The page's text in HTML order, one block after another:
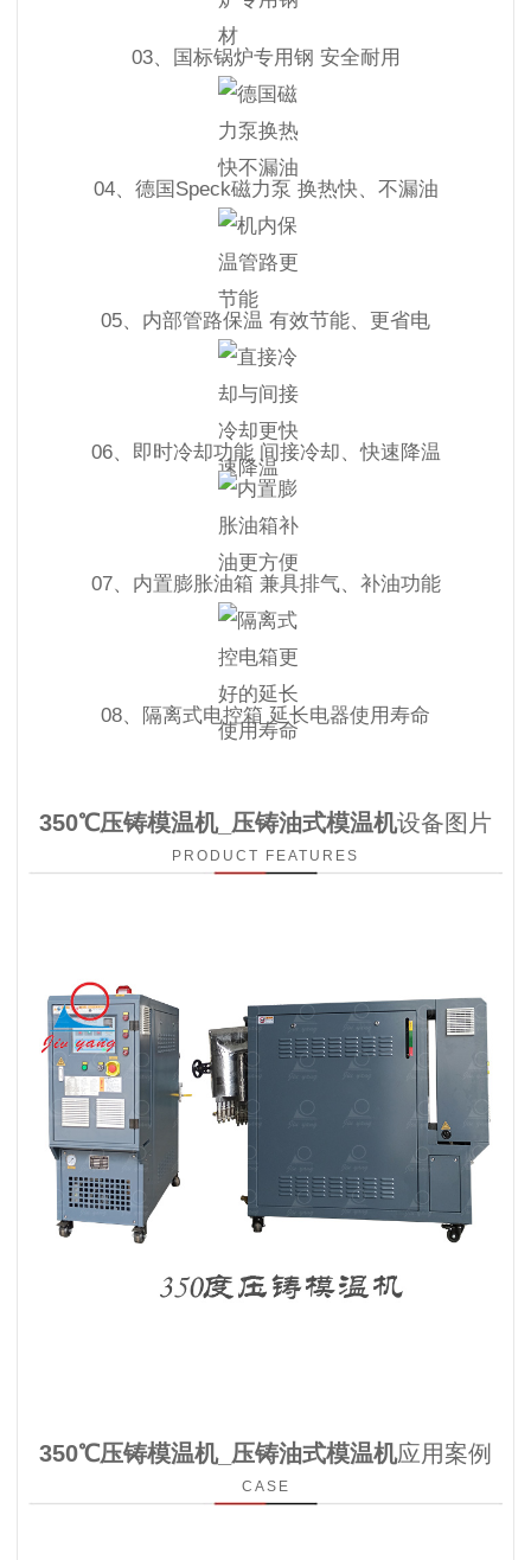
03、国标锅炉专用钢 安全耐用
04、德国Speck磁力泵 换热快、不漏油
05、内部管路保温 有效节能、更省电
06、即时冷却功能 间接冷却、快速降温
07、内置膨胀油箱 兼具排气、补油功能
08、隔离式电控箱 延长电器使用寿命
350℃压铸模温机_压铸油式模温机设备图片
PRODUCT FEATURES
350℃压铸模温机_压铸油式模温机应用案例
CASE